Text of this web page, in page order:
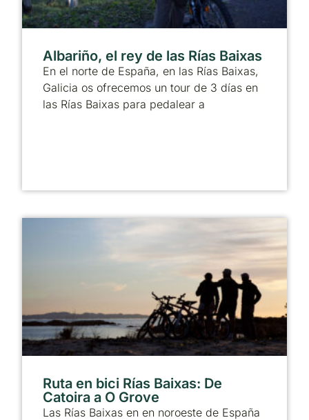
Albariño, el rey de las Rías Baixas
En el norte de España, en las Rías Baixas,
Galicia os ofrecemos un tour de 3 días en
las Rías Baixas para pedalear a
Ruta en bici Rías Baixas: De
Catoira a O Grove
Las Rías Baixas en en noroeste de España